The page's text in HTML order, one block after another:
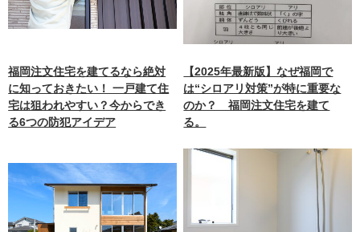
福岡注文住宅を建てるなら絶対
に知っておきたい！ 一戸建て住
宅は狙われやすい？今からでき
る6つの防犯アイデア
【2025年最新版】なぜ福岡で
は“シロアリ対策”が特に重要な
のか？ 福岡注文住宅を建て
る。